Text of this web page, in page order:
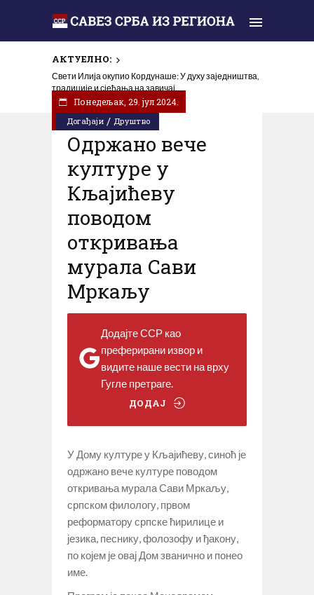
АКТУЕЛНО:
Свети Илија окупио Кордунаше: У духу заједништва,
традиције и сјећања на завичај
Догађаји / Друштво
Понедељак, 29. јул 2024.
Одржано вече
културе у
Кљајићеву
поводом
откривања
мурала Сави
Мркаљу
Додајте ССР као
преферирани извор и
видите наше вести на врху
Гугле претраге.
ДОДАЈ
У Дому културе у Кљајићеву, синоћ је
одржано вече културе поводом
откривања мурала Сави Мркаљу,
српском филологу, првом
реформатору српске ћирилице и
језика, песнику, фолозофу и ђакону,
по којем је овај Дом званично и понео
име.